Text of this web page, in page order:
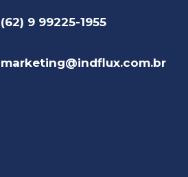
(62) 9 99225-1955
marketing@indflux.com.br